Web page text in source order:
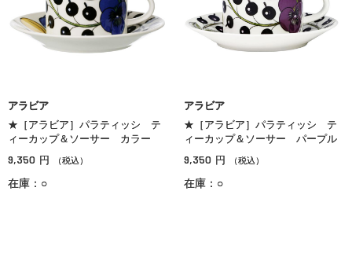
アラビア
★［アラビア］パラティッシ テ
ィーカップ＆ソーサー カラー
9,350 円 （税込）
在庫：○
アラビア
★［アラビア］パラティッシ テ
ィーカップ＆ソーサー パープル
9,350 円 （税込）
在庫：○